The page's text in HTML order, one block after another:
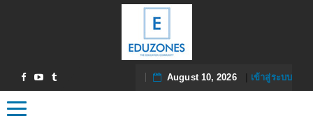
August 10, 2026| เข้าสู่ระบบ
Toggle navigation